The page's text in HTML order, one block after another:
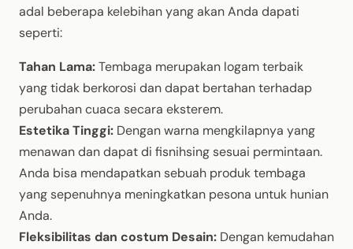
adal beberapa kelebihan yang akan Anda dapati
seperti:
Tahan Lama:Tembaga merupakan logam terbaik
yang tidak berkorosi dan dapat bertahan terhadap
perubahan cuaca secara eksterem.
Estetika Tinggi: Dengan warna mengkilapnya yang
menawan dan dapat di fisnihsing sesuai permintaan.
Anda bisa mendapatkan sebuah produk tembaga
yang sepenuhnya meningkatkan pesona untuk hunian
Anda.
Fleksibilitas dan costum Desain: Dengan kemudahan